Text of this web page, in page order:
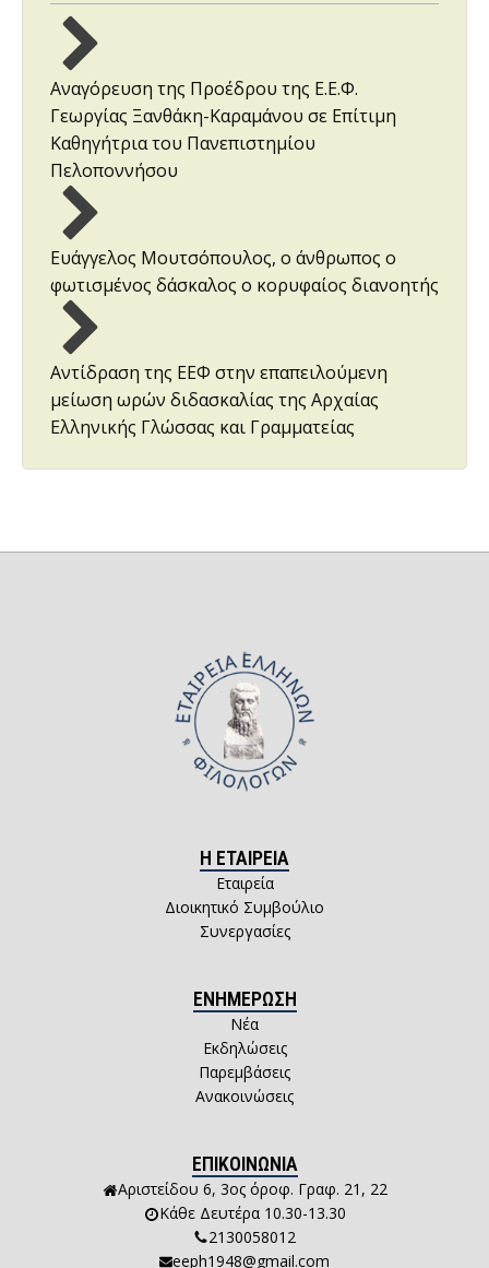
Αναγόρευση της Προέδρου της Ε.Ε.Φ.
Γεωργίας Ξανθάκη-Καραμάνου σε Επίτιμη
Καθηγήτρια του Πανεπιστημίου
Πελοποννήσου
Ευάγγελος Μουτσόπουλος, ο άνθρωπος ο
φωτισμένος δάσκαλος ο κορυφαίος διανοητής
Αντίδραση της ΕΕΦ στην επαπειλούμενη
μείωση ωρών διδασκαλίας της Αρχαίας
Ελληνικής Γλώσσας και Γραμματείας
Η ΕΤΑΙΡΕΙΑ
Εταιρεία
Διοικητικό Συμβούλιο
Συνεργασίες
ΕΝΗΜΕΡΩΣΗ
Νέα
Εκδηλώσεις
Παρεμβάσεις
Ανακοινώσεις
ΕΠΙΚΟΙΝΩΝΙΑ
Αριστείδου 6, 3ος όροφ. Γραφ. 21, 22
Κάθε Δευτέρα 10.30-13.30
2130058012
eeph1948@gmail.com